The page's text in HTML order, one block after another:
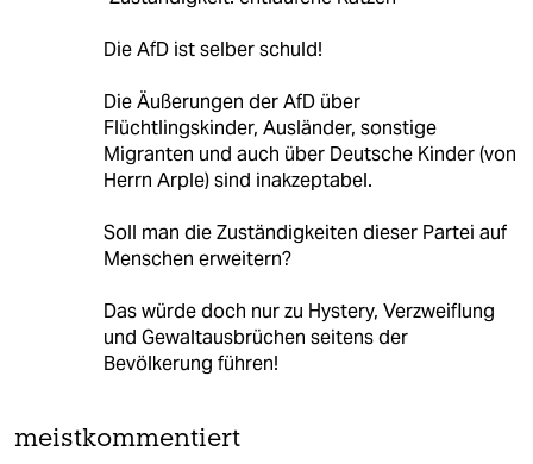
Die AfD ist selber schuld!
Die Äußerungen der AfD über
Flüchtlingskinder, Ausländer, sonstige
Migranten und auch über Deutsche Kinder (von
Herrn Arple) sind inakzeptabel.
Soll man die Zuständigkeiten dieser Partei auf
Menschen erweitern?
Das würde doch nur zu Hystery, Verzweiflung
und Gewaltausbrüchen seitens der
Bevölkerung führen!
meistkommentiert